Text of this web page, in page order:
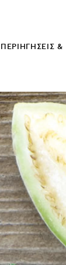
ΠΕΡΙΗΓΗΣΕΙΣ